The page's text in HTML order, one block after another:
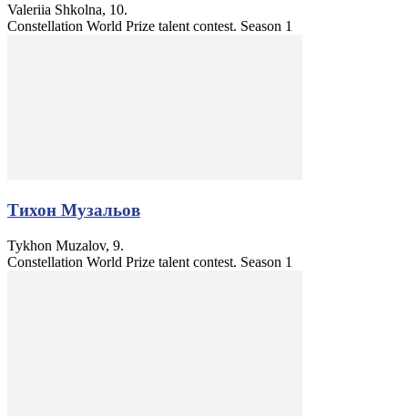
Valeriia Shkolna, 10.
Constellation World Prize talent contest. Season 1
Тихон Музальов
Tykhon Muzalov, 9.
Constellation World Prize talent contest. Season 1